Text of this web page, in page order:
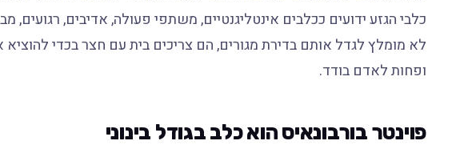
כלבי הגזע ידועים ככלבים אינטליגנטיים, משתפי פעולה, אדיבים, רגועים,
לא מומלץ לגדל אותם בדירת מגורים, הם צריכים בית עם חצר בכדי להוציא
ופחות לאדם בודד.
פוינטר בורבונאיס הוא כלב בגודל בינוני